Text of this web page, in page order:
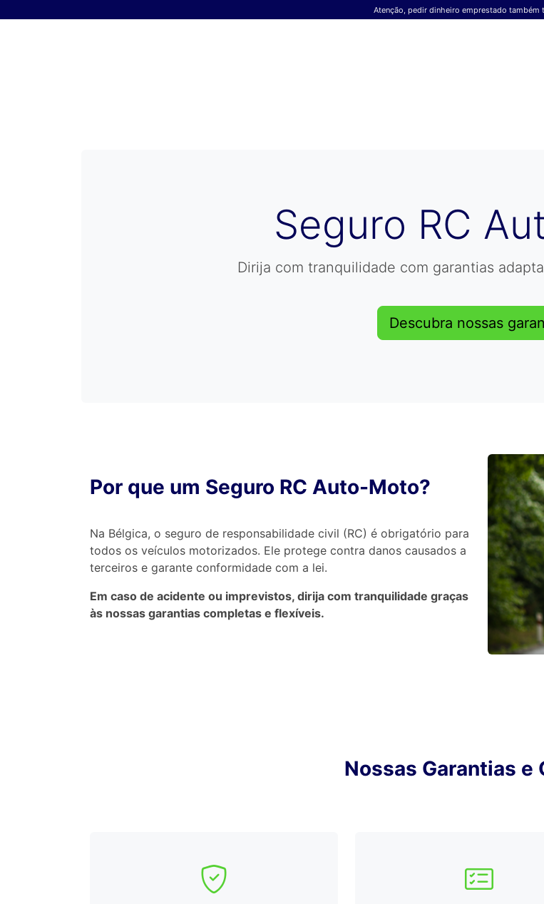
Atenção, pedir dinheiro emprestado também
Seguro RC
Dirija com tranquilidade com garantias
Descubra nossas
Por que um Seguro RC Auto-Moto?
Na Bélgica, o seguro de responsabilidade civil (RC) é obrigatório para
todos os veículos motorizados. Ele protege contra danos causados a
terceiros e garante conformidade com a lei.
Em caso de acidente ou imprevistos, dirija com tranquilidade graças
às nossas garantias completas e flexíveis.
Nossas Garantias e